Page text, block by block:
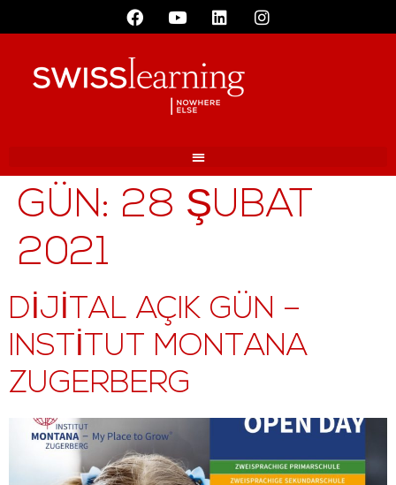
GÜN: 28 ŞUBAT
2021
DIJITAL AÇIK GÜN –
INSTITUT MONTANA
ZUGERBERG